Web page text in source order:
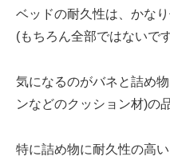
ベッドの耐久性は、かな
(もちろん全部ではないで
気になるのがバネと詰め
ンなどのクッション材)の
特に詰め物に耐久性の高